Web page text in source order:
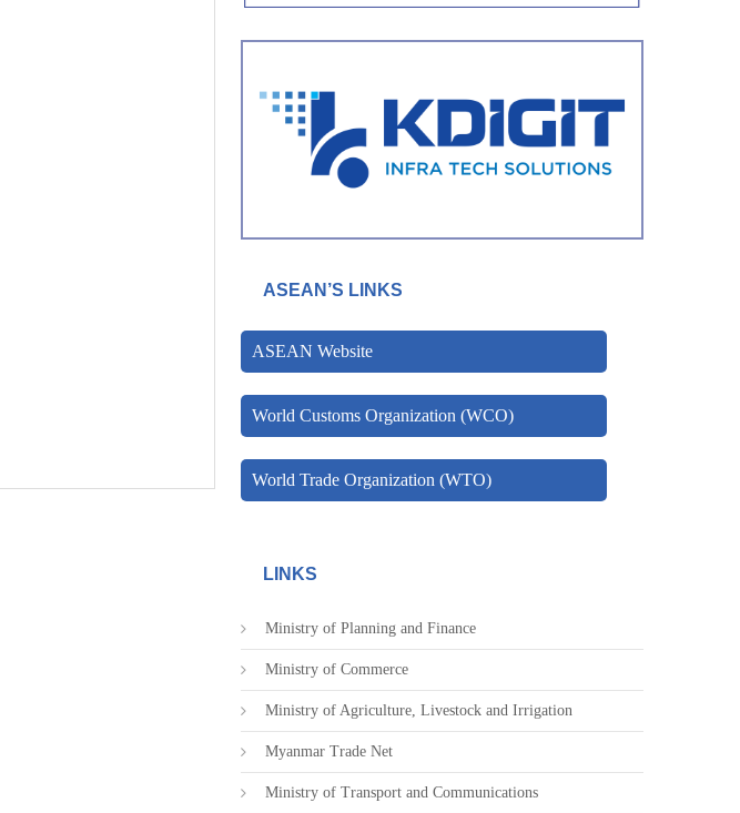
ASEAN’S LINKS
ASEAN Website
World Customs Organization (WCO)
World Trade Organization (WTO)
LINKS
Ministry of Planning and Finance
Ministry of Commerce
Ministry of Agriculture, Livestock and Irrigation
Myanmar Trade Net
Ministry of Transport and Communications